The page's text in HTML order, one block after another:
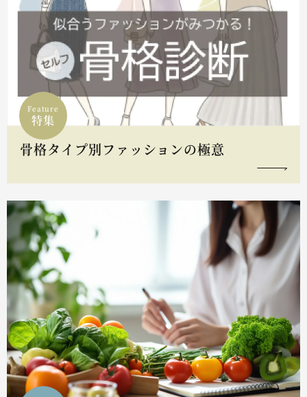
Feature
特集
骨格タイプ別ファッションの極意